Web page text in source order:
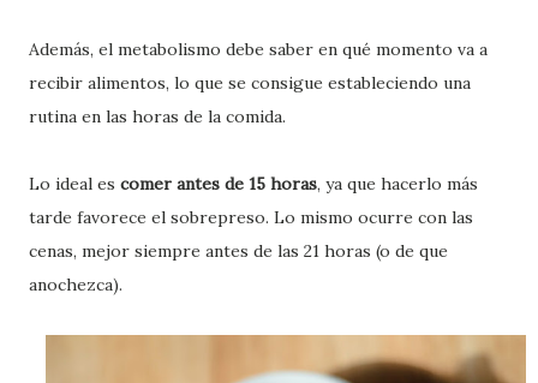
Además, el metabolismo debe saber en qué momento va a
recibir alimentos, lo que se consigue estableciendo una
rutina en las horas de la comida.
Lo ideal es comer antes de 15 horas, ya que hacerlo más
tarde favorece el sobrepreso. Lo mismo ocurre con las
cenas, mejor siempre antes de las 21 horas (o de que
anochezca).